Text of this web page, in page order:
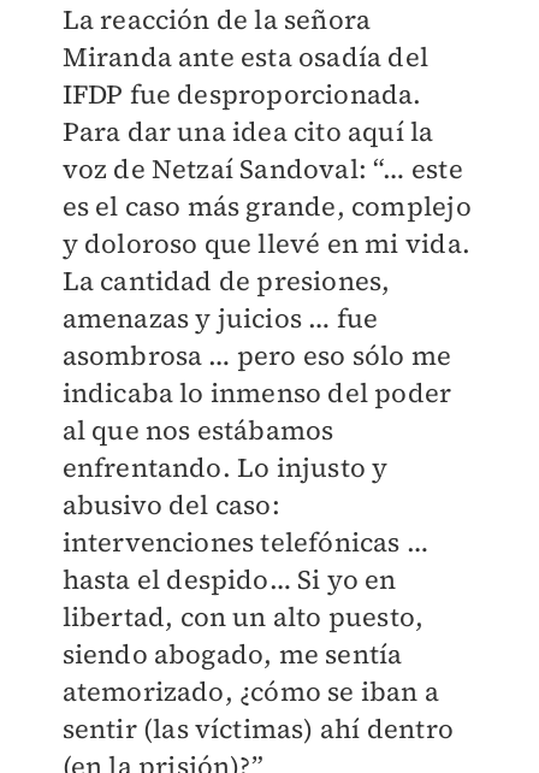
La reacción de la señora
Miranda ante esta osadía del
IFDP fue desproporcionada.
Para dar una idea cito aquí la
voz de Netzaí Sandoval: “… este
es el caso más grande, complejo
y doloroso que llevé en mi vida.
La cantidad de presiones,
amenazas y juicios … fue
asombrosa … pero eso sólo me
indicaba lo inmenso del poder
al que nos estábamos
enfrentando. Lo injusto y
abusivo del caso:
intervenciones telefónicas …
hasta el despido… Si yo en
libertad, con un alto puesto,
siendo abogado, me sentía
atemorizado, ¿cómo se iban a
sentir (las víctimas) ahí dentro